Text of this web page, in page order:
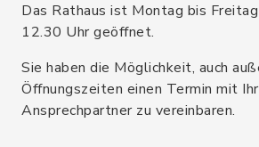
Das Rathaus ist Montag bis
12.30 Uhr geöffnet.
Sie haben die Möglichkeit, auch
Öffnungszeiten einen Termin mit
Ansprechpartner zu vereinbaren.